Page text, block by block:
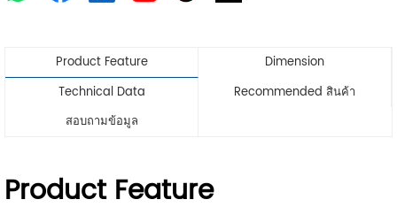
Product Feature
Dimension
Technical Data
Recommended สินค้า
สอบถามข้อมูล
Product Feature